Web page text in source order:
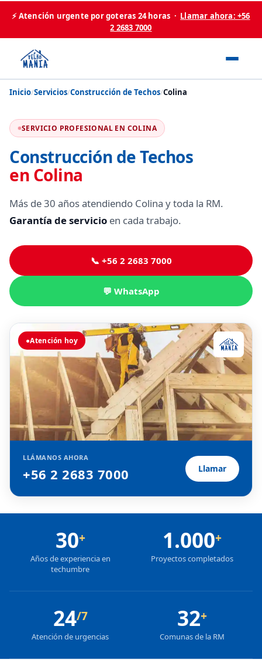
⚡ Atención urgente por goteras 24 horas · Llamar ahora: +56
2 2683 7000
Inicio/Servicios/Construcción de Techos/Colina
SERVICIO PROFESIONAL EN COLINA
Construcción de Techos
en Colina
Más de 30 años atendiendo Colina y toda la RM.
Garantía de servicio en cada trabajo.
📞 +56 2 2683 7000
💬 WhatsApp
●Atención hoy
LLÁMANOS AHORA
+56 2 2683 7000 Llamar
30+
Años de experiencia en
techumbre
1.000+
Proyectos completados
24/7
Atención de urgencias
32+
Comunas de la RM